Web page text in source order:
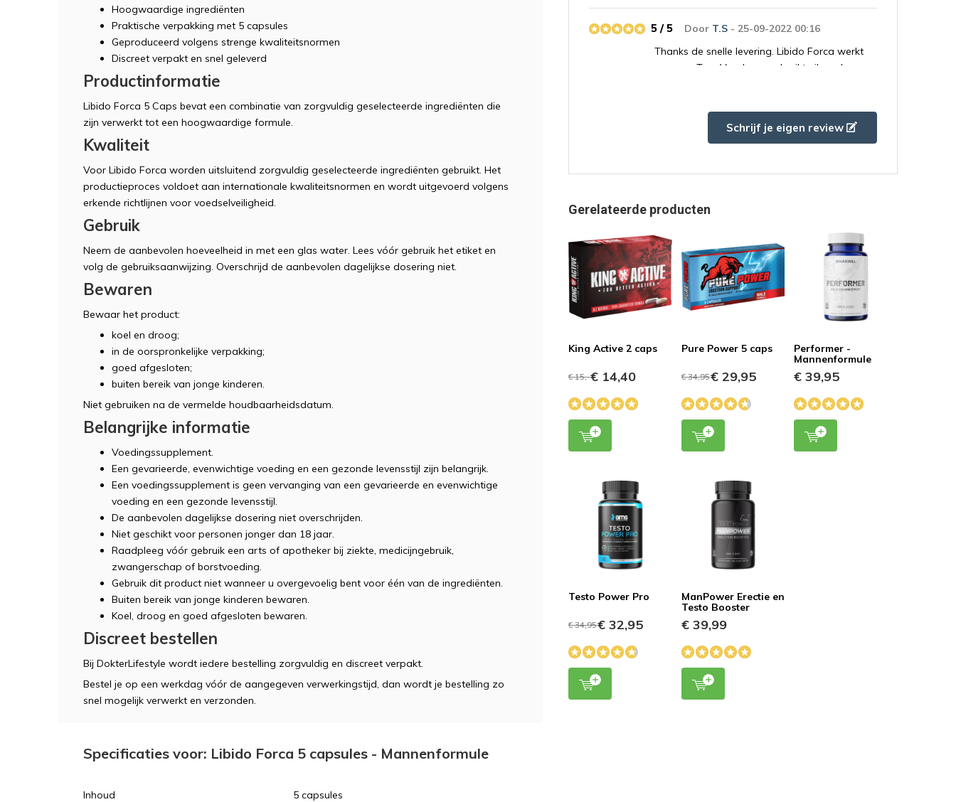
Hoogwaardige ingrediënten
Praktische verpakking met 5 capsules
Geproduceerd volgens strenge kwaliteitsnormen
Discreet verpakt en snel geleverd
Productinformatie
Libido Forca 5 Caps bevat een combinatie van zorgvuldig geselecteerde ingrediënten die
zijn verwerkt tot een hoogwaardige formule.
Kwaliteit
Voor Libido Forca worden uitsluitend zorgvuldig geselecteerde ingrediënten gebruikt. Het
productieproces voldoet aan internationale kwaliteitsnormen en wordt uitgevoerd volgens
erkende richtlijnen voor voedselveiligheid.
Gebruik
Neem de aanbevolen hoeveelheid in met een glas water. Lees vóór gebruik het etiket en
volg de gebruiksaanwijzing. Overschrijd de aanbevolen dagelijkse dosering niet.
Bewaren
Bewaar het product:
koel en droog;
in de oorspronkelijke verpakking;
goed afgesloten;
buiten bereik van jonge kinderen.
Niet gebruiken na de vermelde houdbaarheidsdatum.
Belangrijke informatie
Voedingssupplement.
Een gevarieerde, evenwichtige voeding en een gezonde levensstijl zijn belangrijk.
Een voedingssupplement is geen vervanging van een gevarieerde en evenwichtige
voeding en een gezonde levensstijl.
De aanbevolen dagelijkse dosering niet overschrijden.
Niet geschikt voor personen jonger dan 18 jaar.
Raadpleeg vóór gebruik een arts of apotheker bij ziekte, medicijngebruik,
zwangerschap of borstvoeding.
Gebruik dit product niet wanneer u overgevoelig bent voor één van de ingrediënten.
Buiten bereik van jonge kinderen bewaren.
Koel, droog en goed afgesloten bewaren.
Discreet bestellen
Bij DokterLifestyle wordt iedere bestelling zorgvuldig en discreet verpakt.
Bestel je op een werkdag vóór de aangegeven verwerkingstijd, dan wordt je bestelling zo
snel mogelijk verwerkt en verzonden.
Specificaties voor: Libido Forca 5 capsules - Mannenformule
Inhoud 5 capsules
Door T.S - 25-09-2022 00:16
5 / 5
Thanks de snelle levering. Libido Forca werkt
gewoon Top. Voorheen gebruikte ik andere
DoorLucas- 23-09-2022 12:12
Schrijf je eigen review
Gerelateerde producten
King Active 2 caps
€ 15,-€ 14,40
Pure Power 5 caps
€ 34,95€ 29,95
Performer -
Mannenformule
€ 39,95
Testo Power Pro
€ 34,95€ 32,95
ManPower Erectie en
Testo Booster
€ 39,99